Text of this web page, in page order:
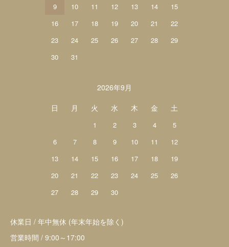
9
10 11 12 13 14
15
16
17 18 19 20 21
22
23
24 25 26 27 28
29
30
31
2026年9月
日
月 火 水 木 金 土
1 2 3 4
5
6
7 8 9 10 11
12
13
14 15 16 17 18
19
20
21 22 23 24 25
26
27
28 29 30
休業日 / 年中無休 (年末年始を除く)
営業時間 / 9:00～17:00